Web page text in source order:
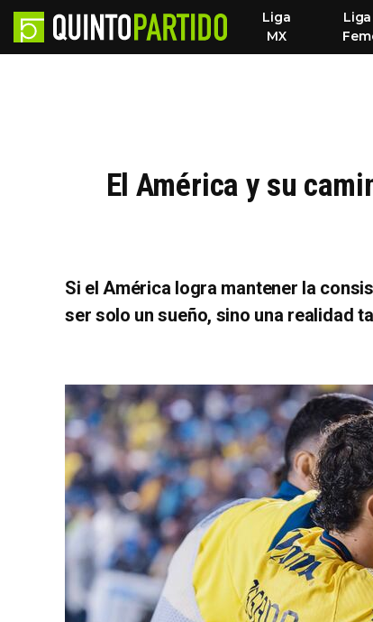
Liga
MX
Liga
El América y su
Si el América logra mantener la
ser solo un sueño, sino una realidad